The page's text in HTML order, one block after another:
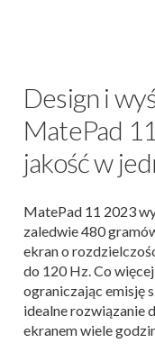
Design i
MatePad
jakość w
MatePad 11 2023
zaledwie 480
ekran o
do 120 Hz. Co
ograniczając emisję
idealne rozwiązanie
ekranem wiele